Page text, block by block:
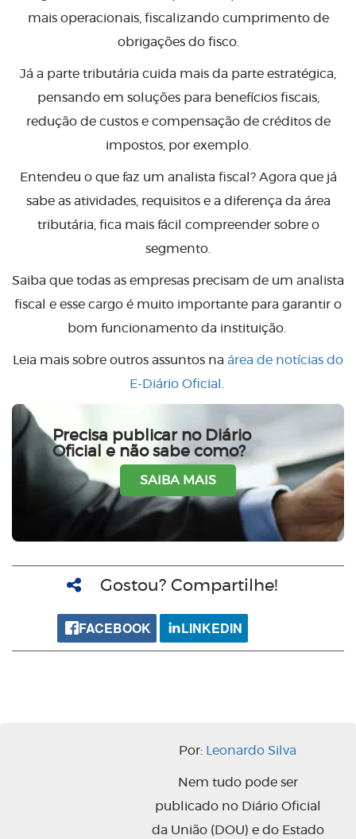
mais operacionais, fiscalizando cumprimento de
obrigações do fisco.
Já a parte tributária cuida mais da parte estratégica,
pensando em soluções para benefícios fiscais,
redução de custos e compensação de créditos de
impostos, por exemplo.
Entendeu o que faz um analista fiscal? Agora que já
sabe as atividades, requisitos e a diferença da área
tributária, fica mais fácil compreender sobre o
segmento.
Saiba que todas as empresas precisam de um analista
fiscal e esse cargo é muito importante para garantir o
bom funcionamento da instituição.
Leia mais sobre outros assuntos na área de notícias do
E-Diário Oficial .
Precisa publicar no Diário
Oficial e não sabe como?
SAIBA MAIS
Gostou? Compartilhe!
FACEBOOK LINKEDIN
Por: Leonardo Silva
Nem tudo pode ser
publicado no Diário Oficial
da União (DOU) e do Estado